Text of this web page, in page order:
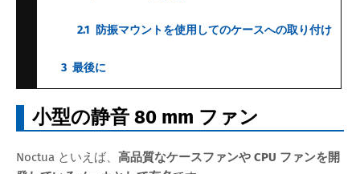
2.1 防振マウントを使用してのケースへの取り付け
3 最後に
小型の静音 80 mm ファン
Noctua といえば、 高品質なケースファンや CPU ファンを開